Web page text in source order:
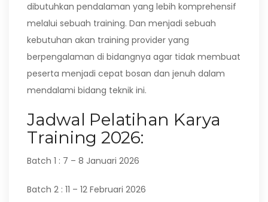
dibutuhkan pendalaman yang lebih komprehensif
melalui sebuah training. Dan menjadi sebuah
kebutuhan akan training provider yang
berpengalaman di bidangnya agar tidak membuat
peserta menjadi cepat bosan dan jenuh dalam
mendalami bidang teknik ini.
Jadwal Pelatihan Karya
Training 2026:
Batch 1 : 7 – 8 Januari 2026
Batch 2 : 11 – 12 Februari 2026